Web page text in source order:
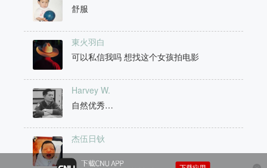
舒服
東火羽白
可以私信我吗 想找这个女孩拍电影
Harvey W.
自然优秀…
杰伍日钬